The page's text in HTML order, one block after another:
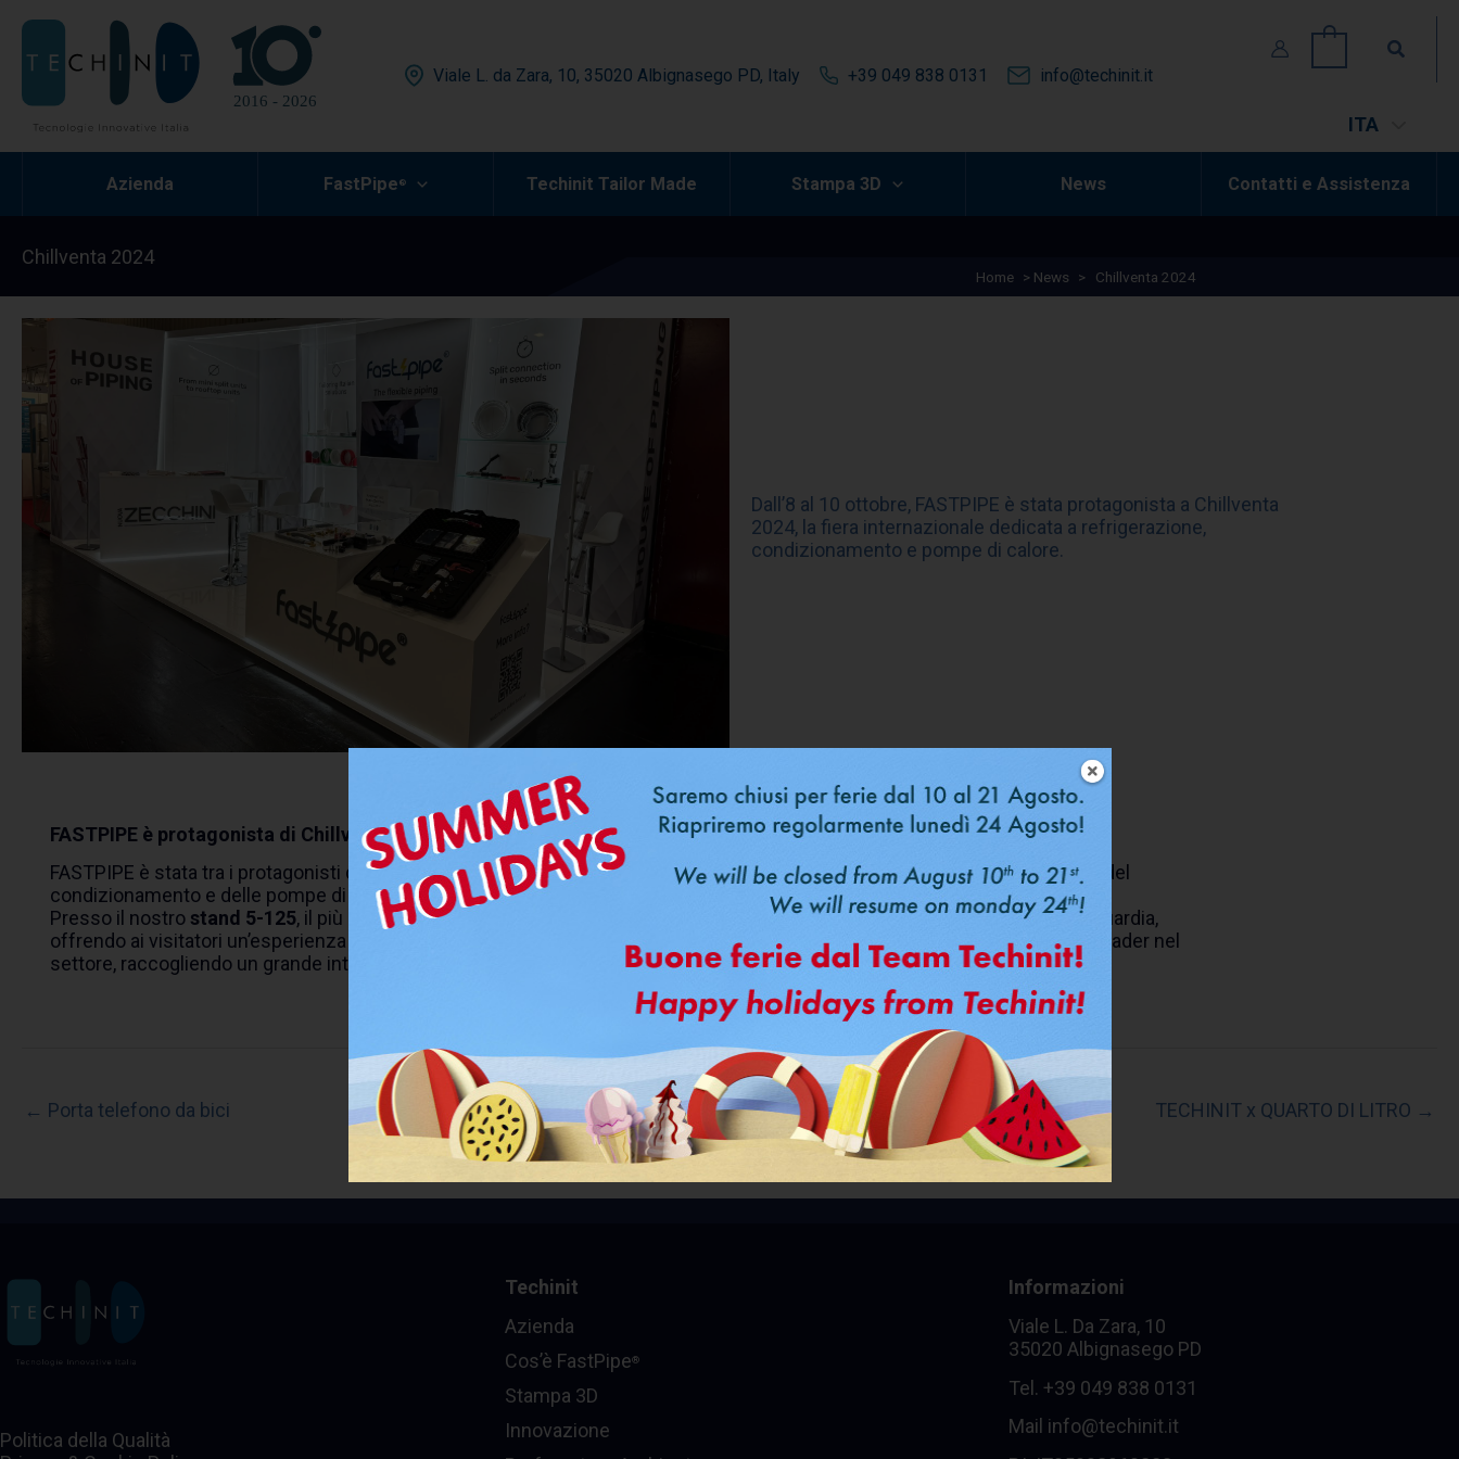
contenuto
Viale L. da Zara, 10, 35020 Albignasego PD, Italy +39 049 838 0131 info@techinit.it
Cerca
ITA
Azienda FastPipe ® Techinit Tailor Made Stampa 3D News Contatti e Assistenza
Chillventa 2024
Home > News > Chillventa 2024
Dall’8 al 10 ottobre, FASTPIPE è stata protagonista a Chillventa
2024, la fiera internazionale dedicata a refrigerazione,
condizionamento e pompe di calore.
FASTPIPE è protagonista di Chillventa 2024
FASTPIPE è stata tra i protagonisti di Chillventa 2024, la fiera internazionale di riferimento per il settore della refrigerazione, del
condizionamento e delle pompe di calore, che si è tenuta dall’
8 al 10 ottobre a Norimberga.
Presso il nostro stand 5-125, il più luminoso del padiglione, abbiamo presentato soluzioni innovativee tecnologie all’avanguardia,
offrendo ai visitatori un’esperienza di piping senza precedenti. FASTPIPE ha confermato ancora una volta il proprio ruolo di leader nel
settore, raccogliendo un grande interesse e apprezzamento per le ultime novità proposte.
← Porta telefono da bici TECHINIT x QUARTO DI LITRO →
Politica della Qualità
Techinit
Azienda
Cos’è FastPipe®
Stampa 3D
Innovazione
Informazioni
Viale L. Da Zara, 10
35020 Albignasego PD
Tel.+39 049 838 0131
Mail info@techinit.it